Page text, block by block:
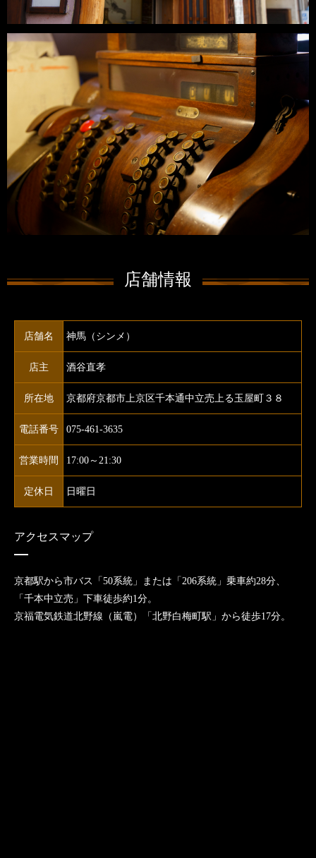
店舗情報
店舗名 神馬（シンメ）
店主 酒谷直孝
所在地 京都府京都市上京区千本通中立売上る玉屋町３８
電話番号 075-461-3635
営業時間 17:00～21:30
定休日 日曜日
アクセスマップ
京都駅から市バス「50系統」または「206系統」乗車約28分、
「千本中立売」下車徒歩約1分。
京福電気鉄道北野線（嵐電）「北野白梅町駅」から徒歩17分。